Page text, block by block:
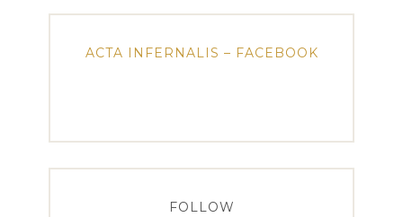
ACTA INFERNALIS – FACEBOOK
FOLLOW